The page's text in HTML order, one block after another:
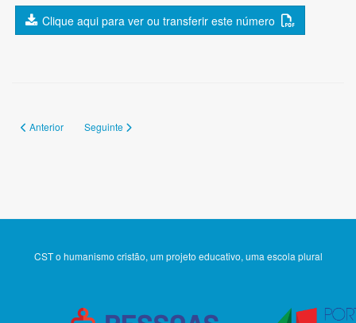
Clique aqui para ver ou transferir este número
Artigo anterior: 151
Anterior Artigo seguinte: 149
Seguinte
CST o humanismo cristão, um projeto educativo, uma escola plural